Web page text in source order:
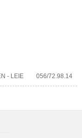
- LEIE 056/72.98.14